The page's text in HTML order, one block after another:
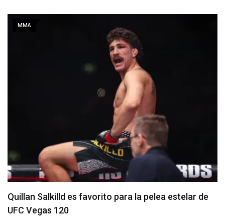
MMA
Se anuncia la cartelera completa del UFC 331
06/08/2026